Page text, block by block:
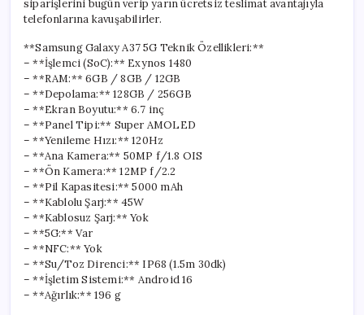
siparişlerini bugün verip yarın ücretsiz teslimat avantajıyla
telefonlarına kavuşabilirler.
**Samsung Galaxy A37 5G Teknik Özellikleri:**
– **İşlemci (SoC):** Exynos 1480
– **RAM:** 6GB / 8GB / 12GB
– **Depolama:** 128GB / 256GB
– **Ekran Boyutu:** 6.7 inç
– **Panel Tipi:** Super AMOLED
– **Yenileme Hızı:** 120Hz
– **Ana Kamera:** 50MP f/1.8 OIS
– **Ön Kamera:** 12MP f/2.2
– **Pil Kapasitesi:** 5000 mAh
– **Kablolu Şarj:** 45W
– **Kablosuz Şarj:** Yok
– **5G:** Var
– **NFC:** Yok
– **Su/Toz Direnci:** IP68 (1.5m 30dk)
– **İşletim Sistemi:** Android 16
– **Ağırlık:** 196 g